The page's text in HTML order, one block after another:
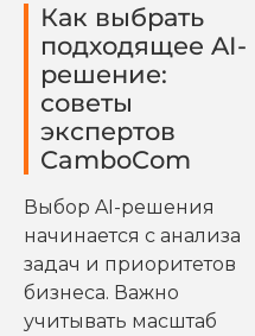
Как выбрать
подходящее AI-
решение:
советы
экспертов
CamboCom
Выбор AI-решения
начинается с анализа
задач и приоритетов
бизнеса. Важно
учитывать масштаб